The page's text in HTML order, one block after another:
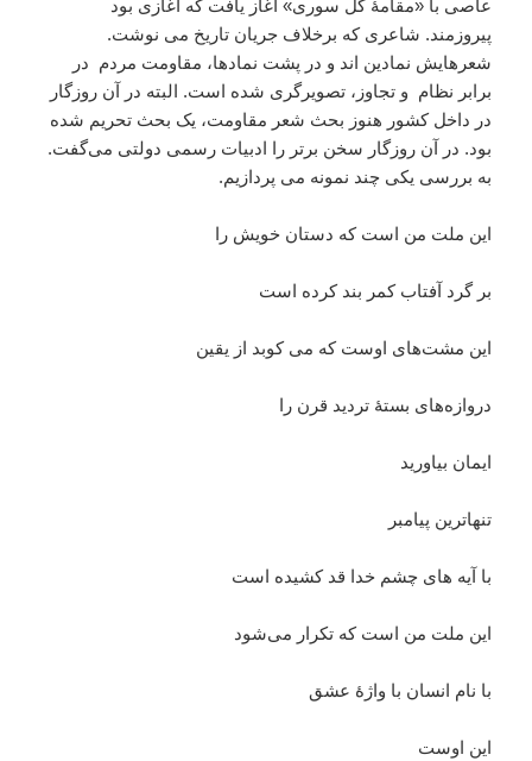
عاصی با «مقامۀ گل سوری» آغاز یافت که آغازی بود
پیروزمند. شاعری که برخلاف جریان تاریخ می نوشت.
شعرهایش نمادین اند و در پشت نمادها، مقاومت مردم در
برابر نظام و تجاوز، تصویرگری شده است. البته در آن روزگار
در داخل کشور هنوز بحث شعر مقاومت، یک بحث تحریم شده
بود. در آن روزگار سخن برتر را ادبیات رسمی دولتی می‌گفت.
به بررسی یکی چند نمونه می پردازیم.
این ملت من است که دستان خویش را
بر گرد آفتاب کمر بند کرده است
این مشت‌های اوست که می کوبد از یقین
دروازه‌های بستۀ تردید قرن را
ایمان بیاورید
تنهاترین پیامبر
با آیه های چشم خدا قد کشیده است
این ملت من است که تکرار می‌شود
با نام انسان با واژۀ عشق
این اوست